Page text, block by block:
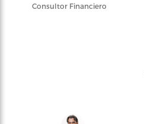
Consultor Financiero